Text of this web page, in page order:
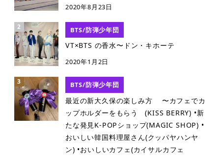
2020年8月23日
BTS/防弾少年団
VT×BTS の香水〜ドン・キホーテ
2020年1月2日
BTS/防弾少年団
最近の新大久保の楽しみ方 〜カフェでカ
ップホルダーをもらう (KISS BERRY) •新
たな発見K-POPショップ(MAGIC SHOP) •
おいしい韓国料理屋さん(クッパヤハンヤ
ン) •おいしいカフェ(カイサルカフェ